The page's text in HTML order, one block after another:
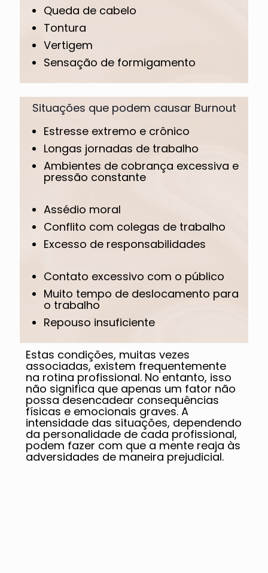
Queda de cabelo
Tontura
Vertigem
Sensação de formigamento
Situações que podem causar Burnout
Estresse extremo e crônico
Longas jornadas de trabalho
Ambientes de cobrança excessiva e
pressão constante
Assédio moral
Conflito com colegas de trabalho
Excesso de responsabilidades
Contato excessivo com o público
Muito tempo de deslocamento para
o trabalho
Repouso insuficiente
Estas condições, muitas vezes
associadas, existem frequentemente
na rotina profissional. No entanto, isso
não significa que apenas um fator não
possa desencadear consequências
físicas e emocionais graves. A
intensidade das situações, dependendo
da personalidade de cada profissional,
podem fazer com que a mente reaja às
adversidades de maneira prejudicial.